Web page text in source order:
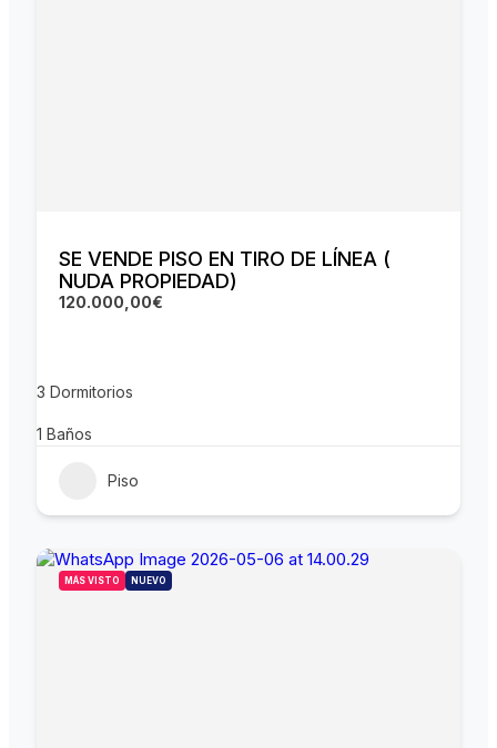
SE VENDE PISO EN TIRO DE LÍNEA (
NUDA PROPIEDAD)
120.000,00€
3 Dormitorios
1 Baños
Piso
MÁS VISTO NUEVO